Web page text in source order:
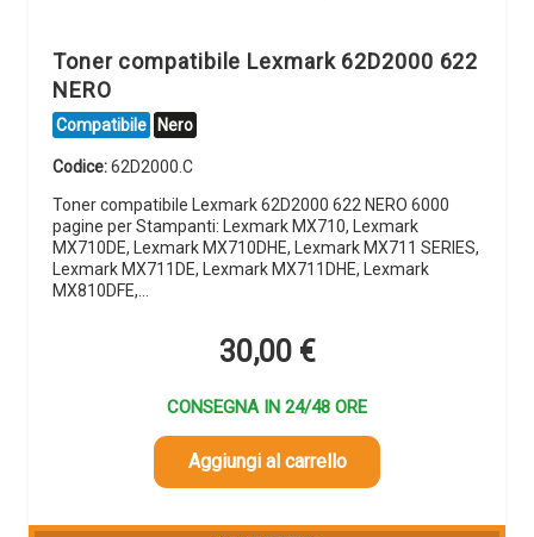
Toner compatibile Lexmark 62D2000 622
NERO
Compatibile Nero
Codice:62D2000.C
Toner compatibile Lexmark 62D2000 622 NERO 6000
pagine per Stampanti: Lexmark MX710, Lexmark
MX710DE, Lexmark MX710DHE, Lexmark MX711 SERIES,
Lexmark MX711DE, Lexmark MX711DHE, Lexmark
MX810DFE,…
30,00 €
CONSEGNA IN 24/48 ORE
Aggiungi al carrello